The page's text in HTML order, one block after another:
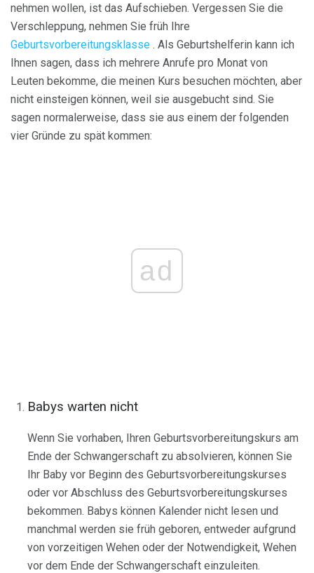
nehmen wollen, ist das Aufschieben. Vergessen Sie die
Verschleppung, nehmen Sie früh Ihre
Geburtsvorbereitungsklasse . Als Geburtshelferin kann ich
Ihnen sagen, dass ich mehrere Anrufe pro Monat von
Leuten bekomme, die meinen Kurs besuchen möchten, aber
nicht einsteigen können, weil sie ausgebucht sind. Sie
sagen normalerweise, dass sie aus einem der folgenden
vier Gründe zu spät kommen:
ad
Babys warten nicht
Wenn Sie vorhaben, Ihren Geburtsvorbereitungskurs am
Ende der Schwangerschaft zu absolvieren, können Sie
Ihr Baby vor Beginn des Geburtsvorbereitungskurses
oder vor Abschluss des Geburtsvorbereitungskurses
bekommen. Babys können Kalender nicht lesen und
manchmal werden sie früh geboren, entweder aufgrund
von vorzeitigen Wehen oder der Notwendigkeit, Wehen
vor dem Ende der Schwangerschaft einzuleiten.